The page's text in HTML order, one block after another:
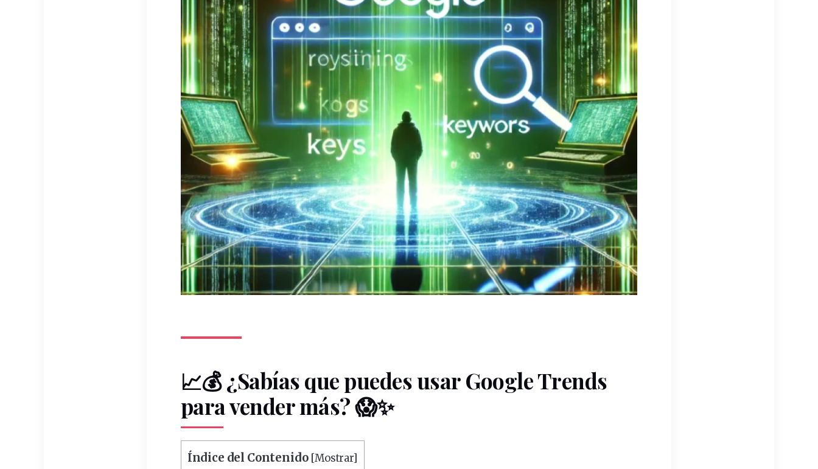
📈💰¿Sabías que puedes usar Google Trends
paravendermás?😱✨
Índice del Contenido [Mostrar]